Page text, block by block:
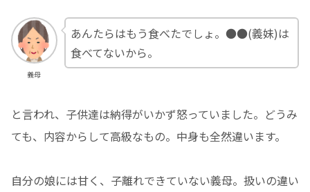
義母
あんたらはもう食べたでしょ。●●(義妹)は
食べてないから。
と言われ、子供達は納得がいかず怒っていました。どうみ
ても、内容からして高級なもの。中身も全然違います。
自分の娘には甘く、子離れできていない義母。扱いの違い